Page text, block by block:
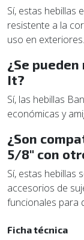
Sí, estas hebillas
resistente a la
uso en exteriores.
¿Se
It?
Sí, las hebillas
económicas y
¿Son
5/8" con
Sí, estas hebillas
accesorios de
funcionales para
Ficha técnica